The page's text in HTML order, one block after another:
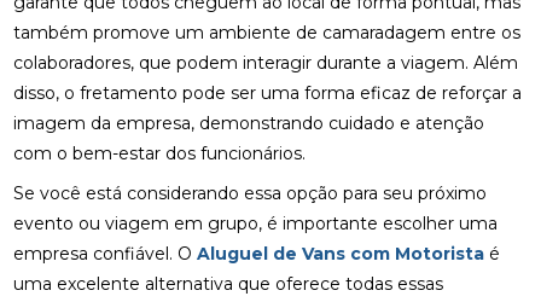
também promove um ambiente de camaradagem entre os
colaboradores, que podem interagir durante a viagem. Além
disso, o fretamento pode ser uma forma eficaz de reforçar a
imagem da empresa, demonstrando cuidado e atenção
com o bem-estar dos funcionários.
Se você está considerando essa opção para seu próximo
evento ou viagem em grupo, é importante escolher uma
empresa confiável. OAluguel de Vans com Motorista é
uma excelente alternativa que oferece todas essas